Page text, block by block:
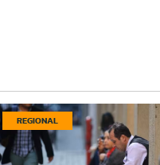
REGIONAL